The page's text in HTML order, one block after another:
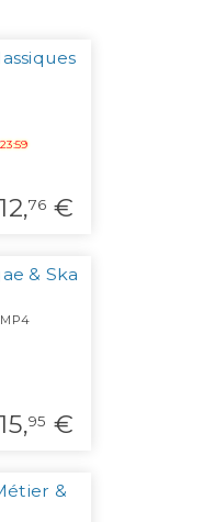
12,76 €
& Ska
15,95 €
&